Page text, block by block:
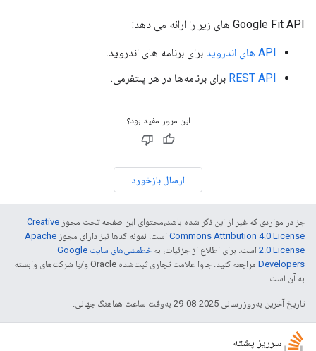
Google Fit API های زیر را ارائه می دهد:
API های اندروید
برای برنامه های اندروید.
REST API برای برنامه‌ها در هر پلتفرمی.
این مرور مفید بود؟
ارسال بازخورد
جز در مواردی که غیر از این ذکر شده باشد،‌محتوای این صفحه تحت مجوز Creative
Commons Attribution 4.0 License است. نمونه کدها نیز دارای مجوز Apache
2.0 License است. برای اطلاع از جزئیات، به
خطمشی‌های سایت Google
Developers‏
مراجعه کنید. جاوا علامت تجاری ثبت‌شده Oracle و/یا شرکت‌های وابسته
به آن است.
تاریخ آخرین به‌روزرسانی 2025-08-29 به‌وقت ساعت هماهنگ جهانی.
سرریز پشته